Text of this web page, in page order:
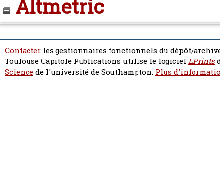
Altmetric
Contacter les gestionnaires fonctionnels du dépôt/
Toulouse Capitole Publications utilise le logiciel EPrints
Sciencede l'université de Southampton. Plus